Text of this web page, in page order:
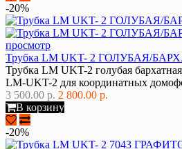
-20%
просмотр
Трубка LM UKT- 2 ГОЛУБАЯ/
Трубка LM UKT-2 голубая
LM-UKT-2 для координатных
3 500.00 р. 2 800.00 р.
В корзину
-20%